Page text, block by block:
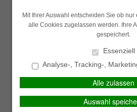
Kontakt
Assekuranz Pressl Finanz &
Am Molkenbrunnen
möchte Kontakt mit einem
Berater aufnehmen.
Mit Ihrer Auswahl entscheiden Sie ob
alle Cookies zugelassen werden. Ihre
gespeichert.
Essenziell
Analyse-, Tracking-,
Alle zulassen
Auswahl